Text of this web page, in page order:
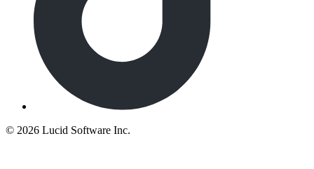
© 2026 Lucid Software Inc.